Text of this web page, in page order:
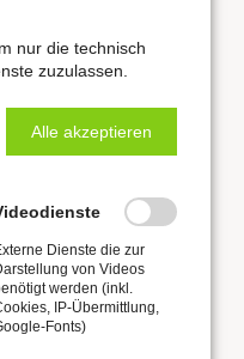
|
nur die technisch
zuzulassen.
Alle akzeptieren
Dienste die zur
von Videos
werden (inkl.
IP-Übermittlung,
Fonts)